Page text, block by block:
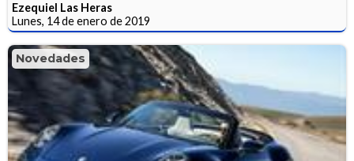
Ezequiel Las Heras
Lunes, 14 de enero de 2019
Novedades